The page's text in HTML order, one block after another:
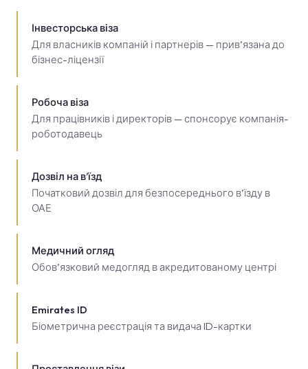
Інвесторська віза
Для власників компаній і партнерів — прив’язана до
бізнес-ліцензії
Робоча віза
Для працівників і директорів — спонсорує компанія-
роботодавець
Дозвіл на в’їзд
Початковий дозвіл для безпосереднього в’їзду в
ОАЕ
Медичний огляд
Обов’язковий медогляд в акредитованому центрі
Emirates ID
Біометрична реєстрація та видача ID-картки